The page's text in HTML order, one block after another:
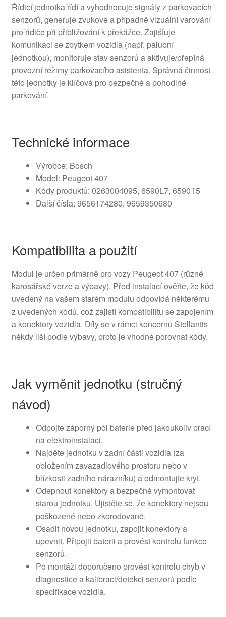
Řídicí jednotka řídí a vyhodnocuje signály z parkovacích
senzorů, generuje zvukové a případně vizuální varování
pro řidiče při přibližování k překážce. Zajišťuje
komunikaci se zbytkem vozidla (např. palubní
jednotkou), monitoruje stav senzorů a aktivuje/přepíná
provozní režimy parkovacího asistenta. Správná činnost
této jednotky je klíčová pro bezpečné a pohodlné
parkování.
Technické informace
Výrobce: Bosch
Model: Peugeot 407
Kódy produktů: 0263004095, 6590L7, 6590T5
Další čísla: 9656174280, 9659350680
Kompatibilita a použití
Modul je určen primárně pro vozy Peugeot 407 (různé
karosářské verze a výbavy). Před instalací ověřte, že kód
uvedený na vašem starém modulu odpovídá některému
z uvedených kódů, což zajistí kompatibilitu se zapojením
a konektory vozidla. Díly se v rámci koncernu Stellantis
někdy liší podle výbavy, proto je vhodné porovnat kódy.
Jak vyměnit jednotku (stručný
návod)
Odpojte záporný pól baterie před jakoukoliv prací
na elektroinstalaci.
Najděte jednotku v zadní části vozidla (za
obložením zavazadlového prostoru nebo v
blízkosti zadního nárazníku) a odmontujte kryt.
Odepnout konektory a bezpečně vymontovat
starou jednotku. Ujistěte se, že konektory nejsou
poškozené nebo zkorodované.
Osadit novou jednotku, zapojit konektory a
upevnit. Připojit baterii a provést kontrolu funkce
senzorů.
Po montáži doporučeno provést kontrolu chyb v
diagnostice a kalibraci/detekci senzorů podle
specifikace vozidla.